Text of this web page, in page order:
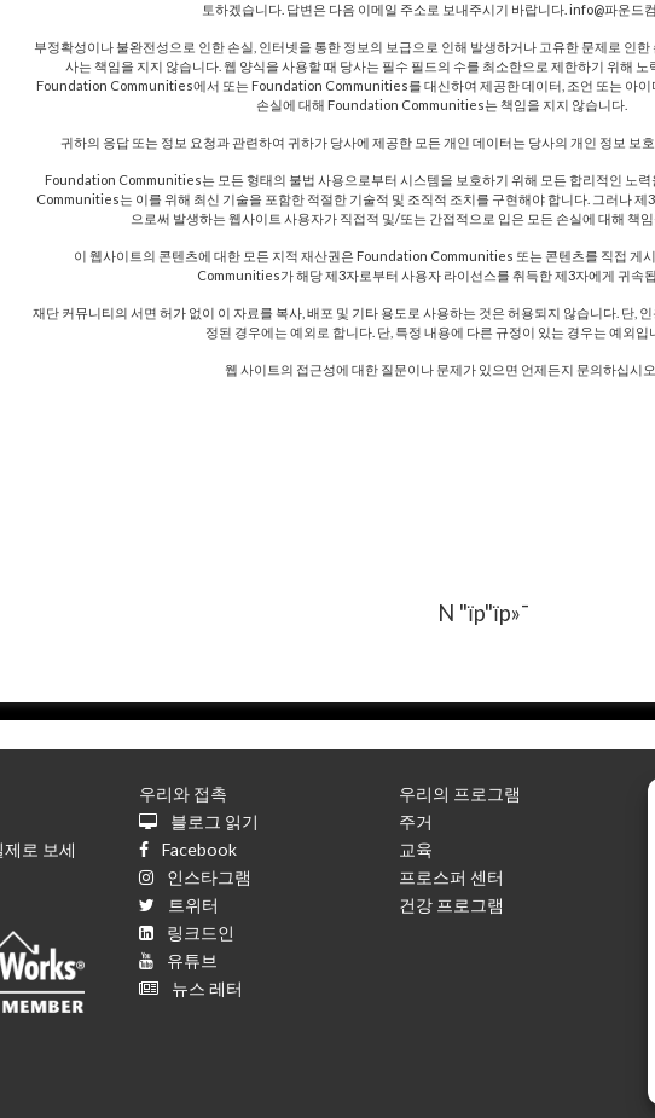
토하겠습니다. 답변은 다음 이메일 주소로 보내주시기 바랍니다. info@파운드
부정확성이나 불완전성으로 인한 손실, 인터넷을 통한 정보의 보급으로 인해 발생하거나 고유한 문제로 인
사는 책임을 지지 않습니다. 웹 양식을 사용할 때 당사는 필수 필드의 수를 최소한으로 제한하기 위해 노
Foundation Communities에서 또는 Foundation Communities를 대신하여 제공한 데이터, 조언 또는 아이
손실에 대해 Foundation Communities는 책임을 지지 않습니다.
귀하의 응답 또는 정보 요청과 관련하여 귀하가 당사에 제공한 모든 개인 데이터는 당사의 개인 정보 보
Foundation Communities는 모든 형태의 불법 사용으로부터 시스템을 보호하기 위해 모든 합리적인 노
Communities는 이를 위해 최신 기술을 포함한 적절한 기술적 및 조직적 조치를 구현해야 합니다. 그러나
으로써 발생하는 웹사이트 사용자가 직접적 및/또는 간접적으로 입은 모든 손실에 대해 책
이 웹사이트의 콘텐츠에 대한 모든 지적 재산권은 Foundation Communities 또는 콘텐츠를 직접 게
Communities가 해당 제3자로부터 사용자 라이선스를 취득한 제3자에게 귀속
재단 커뮤니티의 서면 허가 없이 이 자료를 복사, 배포 및 기타 용도로 사용하는 것은 허용되지 않습니다. 단,
정된 경우에는 예외로 합니다. 단, 특정 내용에 다른 규정이 있는 경우는 예외입
웹 사이트의 접근성에 대한 질문이나 문제가 있으면 언제든지 문의하십시오.
N "їp"їp»¯
로 보세
우리와 접촉
블로그 읽기
Facebook
인스타그램
트위터
링크드인
유튜브
뉴스 레터
우리의 프로그램
주거
교육
프로스퍼 센터
건강 프로그램